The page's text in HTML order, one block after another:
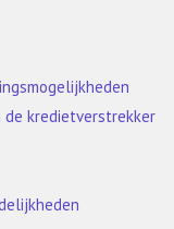
kredietverstrekker